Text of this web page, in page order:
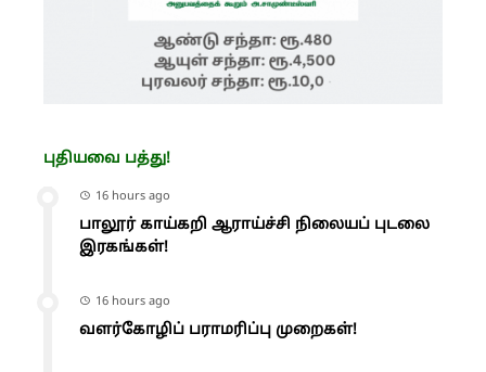
புதியவை பத்து!
16 hours ago
பாலூர் காய்கறி ஆராய்ச்சி நிலையப் புடலை
இரகங்கள்!
16 hours ago
வளர்கோழிப் பராமரிப்பு முறைகள்!